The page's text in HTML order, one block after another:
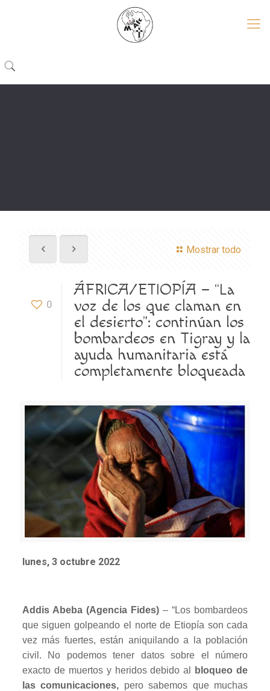
Mostrar todo
0
ÁFRICA/ETIOPÍA – “La
voz de los que claman en
el desierto”: continúan los
bombardeos en Tigray y la
ayuda humanitaria está
completamente bloqueada
lunes, 3 octubre 2022
Addis Abeba (Agencia Fides) – “Los bombardeos
que siguen golpeando el norte de Etiopía son cada
vez más fuertes, están aniquilando a la población
civil. No podemos tener datos sobre el número
exacto de muertos y heridos debido al
bloqueo de
las comunicaciones, pero sabemos que muchas